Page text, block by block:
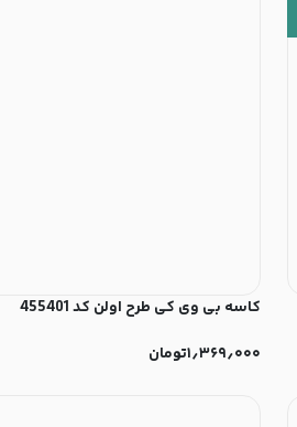
کاسه بی وی کی طرح اولن کد 455401
۱٫۳۶۹٫۰۰۰تومان